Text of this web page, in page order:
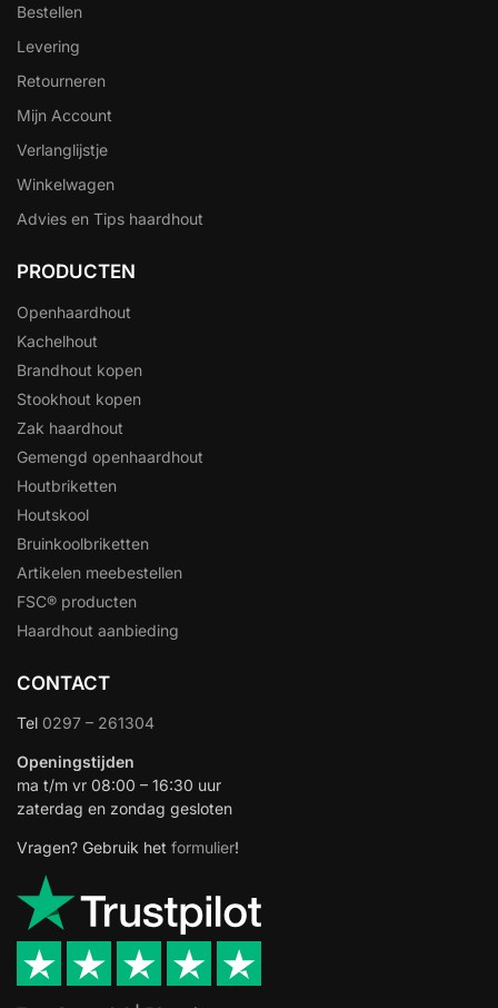
Bestellen
Levering
Retourneren
Mijn Account
Verlanglijstje
Winkelwagen
Advies en Tips haardhout
PRODUCTEN
Openhaardhout
Kachelhout
Brandhout kopen
Stookhout kopen
Zak haardhout
Gemengd openhaardhout
Houtbriketten
Houtskool
Bruinkoolbriketten
Artikelen meebestellen
FSC® producten
Haardhout aanbieding
CONTACT
Tel 0297 – 261304
Openingstijden
ma t/m vr 08:00 – 16:30 uur
zaterdag en zondag gesloten
Vragen? Gebruik het formulier!